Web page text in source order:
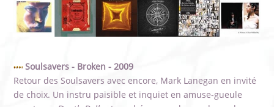
Soulsavers - Broken - 2009
Retour des Soulsavers avec encore, Mark Lanegan en invité
de choix. Un instru paisible et inquiet en amuse-gueule